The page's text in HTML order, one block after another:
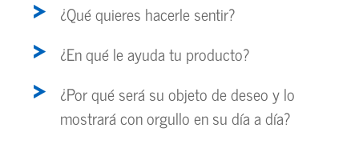
¿Qué quieres hacerle sentir?
¿En qué le ayuda tu producto?
¿Por qué será su objeto de deseo y lo
mostrará con orgullo en su día a día?